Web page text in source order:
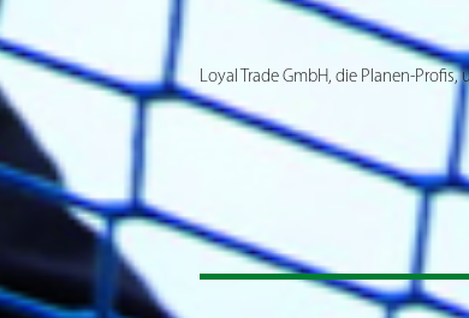
Loyal Trade GmbH, die Planen-